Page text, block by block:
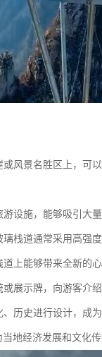
风景名胜区上，可
设施，能够吸引大
栈道通常采用高强
上能够带来全新的心
展示牌，向游客介
历史进行设计，成为
地经济发展和文化传